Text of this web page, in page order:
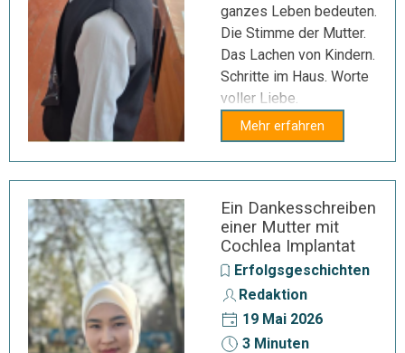
ganzes Leben bedeuten.
Die Stimme der Mutter.
Das Lachen von Kindern.
Schritte im Haus. Worte
voller Liebe.
Mehr erfahren
Ein Dankesschreiben
einer Mutter mit
Cochlea Implantat
Erfolgsgeschichten
Redaktion
19 Mai 2026
3 Minuten